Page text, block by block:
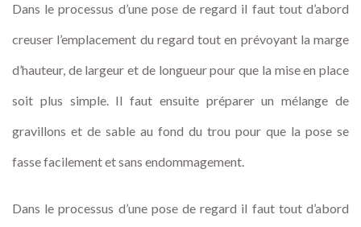
Dans le processus d’une pose de regard il faut tout d’abord
creuser l’emplacement du regard tout en prévoyant la marge
d’hauteur, de largeur et de longueur pour que la mise en place
soit plus simple. Il faut ensuite préparer un mélange de
gravillons et de sable au fond du trou pour que la pose se
fasse facilement et sans endommagement.
Dans le processus d’une pose de regard il faut tout d’abord